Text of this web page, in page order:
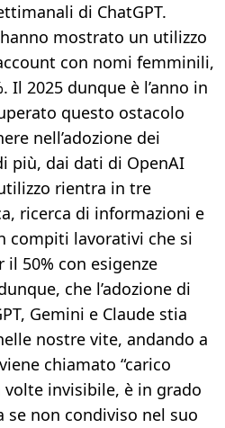
di ChatGPT.
mostrato un utilizzo
con nomi femminili,
Il 2025 dunque è l’anno in
questo ostacolo
nell’adozione dei
più, dai dati di OpenAI
rientra in tre
ricerca di informazioni e
compiti lavorativi che si
50% con esigenze
che l’adozione di
Gemini e Claude stia
nostre vite, andando a
chiamato “carico
volte invisibile, è in grado
se non condiviso nel suo